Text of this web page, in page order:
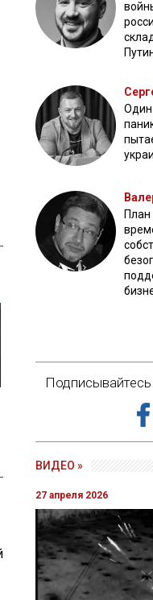
Один
План
ВИДЕО »
27 апреля 2026